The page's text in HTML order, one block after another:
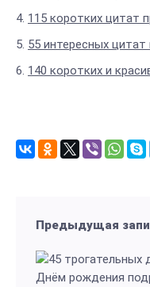
115 коротких цитат
55 интересных цитат
140 коротких и
Предыдущая